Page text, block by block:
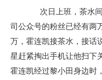
次日上班，茶水间
司公众号的粉丝已经有两
万，霍连凯接茶水，接话
星赶紧掏出手机让他扫下
霍连凯经过黎小田身边时